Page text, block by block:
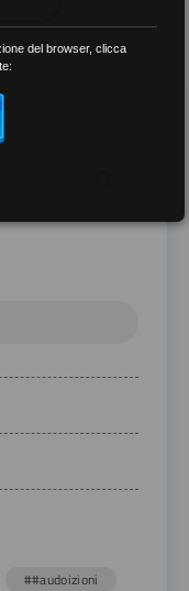
##audoizioni
del browser, clicca